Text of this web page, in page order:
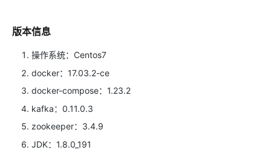
版本信息
操作系统：Centos7
docker：17.03.2-ce
docker-compose：1.23.2
kafka：0.11.0.3
zookeeper：3.4.9
JDK：1.8.0_191